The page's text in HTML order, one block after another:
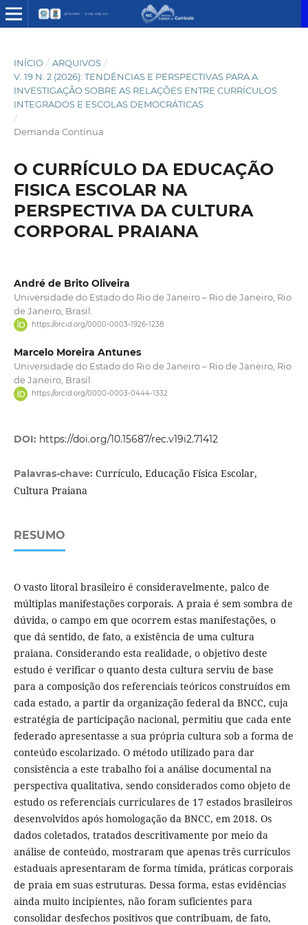
INÍCIO / ARQUIVOS /
V. 19 N. 2 (2026): TENDÊNCIAS E PERSPECTIVAS PARA A
INVESTIGAÇÃO SOBRE AS RELAÇÕES ENTRE CURRÍCULOS
INTEGRADOS E ESCOLAS DEMOCRÁTICAS
/
Demanda Contínua
O CURRÍCULO DA EDUCAÇÃO
FISICA ESCOLAR NA
PERSPECTIVA DA CULTURA
CORPORAL PRAIANA
André de Brito Oliveira
Universidade do Estado do Rio de Janeiro – Rio de Janeiro, Rio
de Janeiro, Brasil.
https://orcid.org/0000-0003-1926-1238
Marcelo Moreira Antunes
Universidade do Estado do Rio de Janeiro – Rio de Janeiro, Rio
de Janeiro, Brasil.
https://orcid.org/0000-0003-0444-1332
DOI: https://doi.org/10.15687/rec.v19i2.71412
Palavras-chave: Currículo, Educação Física Escolar,
Cultura Praiana
RESUMO
O vasto litoral brasileiro é consideravelmente, palco de
múltiplas manifestações corporais. A praia é sem sombra de
dúvida, o campo em que ocorrem estas manifestações, o
que dá sentido, de fato, a existência de uma cultura
praiana. Considerando esta realidade, o objetivo deste
estudo é verificar o quanto desta cultura serviu de base
para a composição dos referenciais teóricos construídos em
cada estado, a partir da organização federal da BNCC, cuja
estratégia de participação nacional, permitiu que cada ente
federado apresentasse a sua própria cultura sob a forma de
conteúdo escolarizado. O método utilizado para dar
consistência a este trabalho foi a análise documental na
perspectiva qualitativa, sendo considerados como objeto de
estudo os referenciais curriculares de 17 estados brasileiros
desenvolvidos após homologação da BNCC, em 2018. Os
dados coletados, tratados descritivamente por meio da
análise de conteúdo, mostraram que apenas três currículos
estaduais apresentaram de forma tímida, práticas corporais
de praia em suas estruturas. Dessa forma, estas evidências
ainda muito incipientes, não foram suficientes para
consolidar desfechos positivos que contribuam, de fato,